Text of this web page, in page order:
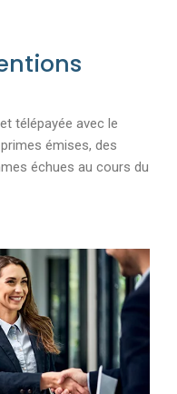
télépayée avec le
émises, des
échues au cours du